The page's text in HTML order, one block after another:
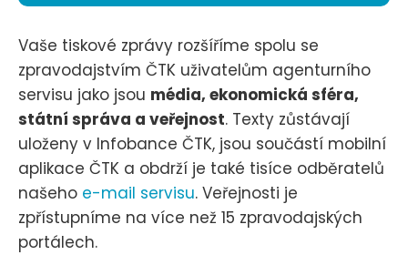
Vaše tiskové zprávy rozšíříme spolu se
zpravodajstvím ČTK uživatelům agenturního
servisu jako jsou média, ekonomická sféra,
státní správa a veřejnost. Texty zůstávají
uloženy v Infobance ČTK, jsou součástí mobilní
aplikace ČTK a obdrží je také tisíce odběratelů
našeho e-mail servisu. Veřejnosti je
zpřístupníme na více než 15 zpravodajských
portálech.